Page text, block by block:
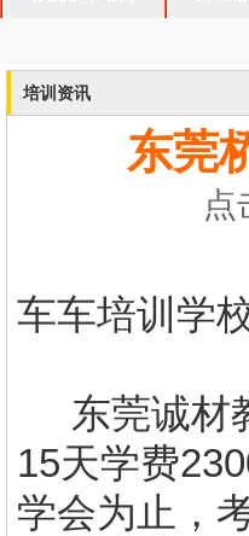
培训资讯
东莞
车车培训学
东莞诚材
15天学费2
学会为止，